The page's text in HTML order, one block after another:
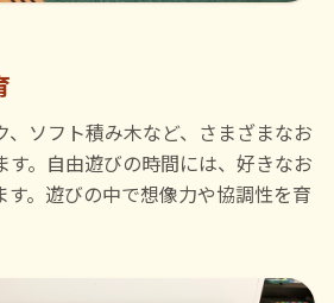
、ソフト積み木など、さまざまなお
す。自由遊びの時間には、好きなお
す。遊びの中で想像力や協調性を育